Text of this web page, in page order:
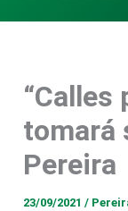
“Calles
tomará
Pereira
23/09/2021/